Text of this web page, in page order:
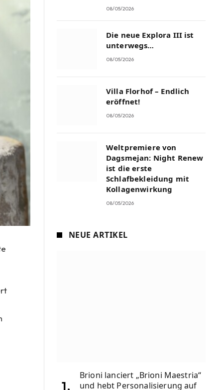
08/05/2026
Die neue Explora III ist
unterwegs…
08/05/2026
Villa Florhof – Endlich
eröffnet!
08/05/2026
Weltpremiere von
Dagsmejan: Night Renew
ist die erste
Schlafbekleidung mit
Kollagenwirkung
08/05/2026
NEUE ARTIKEL
Brioni lanciert „Brioni Maestria“
und hebt Personalisierung auf